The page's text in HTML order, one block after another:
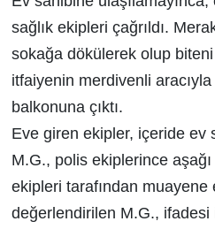
sağlık ekipleri çağrıldı.
sokağa dökülerek olup
itfaiyenin merdivenli
balkonuna çıktı.
Eve giren ekipler, içeride ev
M.G., polis ekiplerince
ekipleri tarafından
değerlendirilen M.G.,